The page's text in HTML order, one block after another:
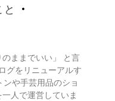
ままでいい」 と言
グをリニューアルす
や手芸用品のショ
人で運営していま